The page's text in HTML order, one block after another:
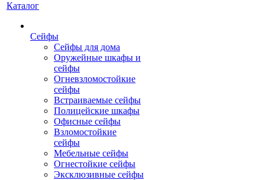
Каталог
Сейфы
Сейфы для дома
Оружейные шкафы и
сейфы
Огневзломостойкие
сейфы
Встраиваемые сейфы
Полицейские шкафы
Офисные сейфы
Взломостойкие
сейфы
Мебельные сейфы
Огнестойкие сейфы
Эксклюзивные сейфы